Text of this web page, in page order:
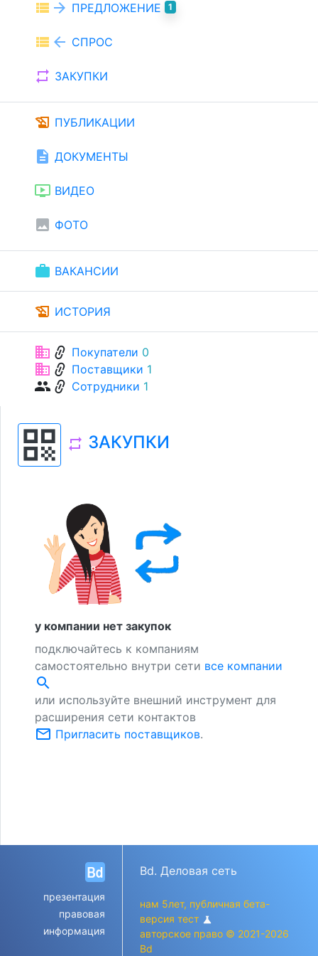
view_list arrow_forward ПРЕДЛОЖЕНИЕ 1
view_list arrow_back СПРОС
repeat ЗАКУПКИ
history_edu ПУБЛИКАЦИИ
description ДОКУМЕНТЫ
ondemand_video ВИДЕО
image ФОТО
work ВАКАНСИИ
history_edu ИСТОРИЯ
businesslink Покупатели 0
businesslink Поставщики 1
grouplink Сотрудники 1
qr_code repeat ЗАКУПКИ
у компании нет закупок
подключайтесь к компаниям
самостоятельно внутри сети все компании
search
или используйте внешний инструмент для
расширения сети контактов
mail_outline Пригласить поставщиков.
презентация
правовая
информация
Bd. Деловая сеть
нам 5лет, публичная бета-
версия тест science
авторское право © 2021-2026
Bd